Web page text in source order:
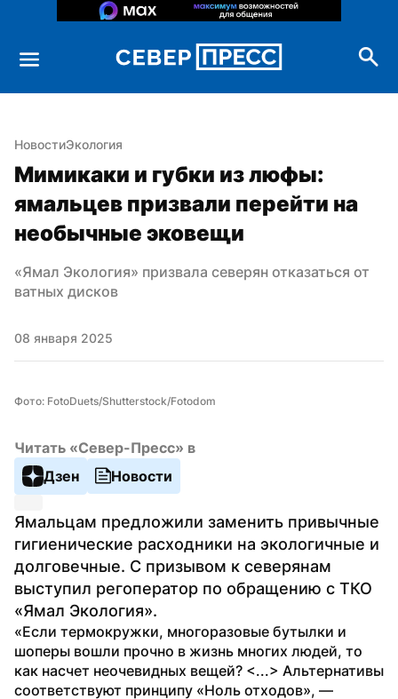
НовостиЭкология
Мимикаки и губки из люфы:
ямальцев призвали перейти на
необычные эковещи
«Ямал Экология» призвала северян отказаться от
ватных дисков
08 января 2025
Фото: FotoDuets/Shutterstock/Fotodom
Читать «Север-Пресс» в
Дзен
Новости
Ямальцам предложили заменить привычные
гигиенические расходники на экологичные и
долговечные. С призывом к северянам
выступил регоператор по обращению с ТКО
«Ямал Экология».
«Если термокружки, многоразовые бутылки и
шоперы вошли прочно в жизнь многих людей, то
как насчет неочевидных вещей? <...> Альтернативы